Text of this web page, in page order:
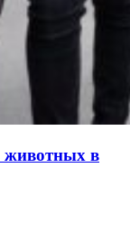
животных в